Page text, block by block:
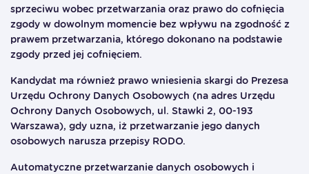
sprzeciwu wobec przetwarzania oraz prawo do cofnięcia
zgody w dowolnym momencie bez wpływu na zgodność z
prawem przetwarzania, którego dokonano na podstawie
zgody przed jej cofnięciem.
Kandydat ma również prawo wniesienia skargi do Prezesa
Urzędu Ochrony Danych Osobowych (na adres Urzędu
Ochrony Danych Osobowych, ul. Stawki 2, 00-193
Warszawa), gdy uzna, iż przetwarzanie jego danych
osobowych narusza przepisy RODO.
Automatyczne przetwarzanie danych osobowych i